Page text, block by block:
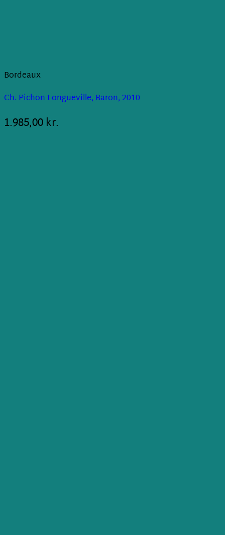
Bordeaux
Ch. Pichon Longueville, Baron, 2010
1.985,00kr.